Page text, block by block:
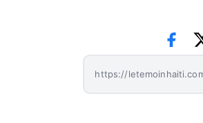
https://